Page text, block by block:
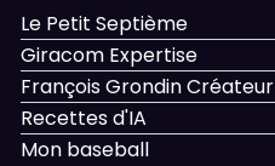
Le Petit Septième
Giracom Expertise
François Grondin Créateur
Recettes d'IA
Mon baseball